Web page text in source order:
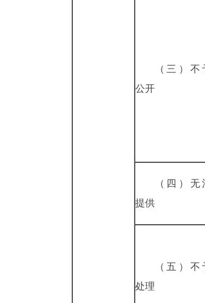
（三）不
公开
（四）无
提供
（五）不
处理